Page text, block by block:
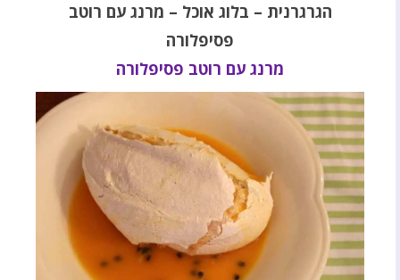
הגרגרנית – בלוג אוכל – מרנג עם רוטב
פסיפלורה
מרנג עם רוטב פסיפלורה